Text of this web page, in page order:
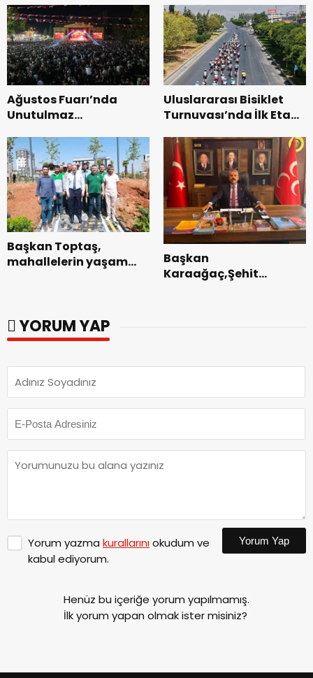
ziyaret.
Ağustos Fuarı’nda
Unutulmaz
Uluslararası Bisiklet
Turnuvası’nda İlk Etap
Tamamlandı.
Başkan Toptaş,
mahallelerin yaşam
Başkan
Karaağaç,Şehit
YORUM YAP
Yorum yazma kurallarınıokudum ve
kabul ediyorum.
Yorum Yap
Henüz bu içeriğe yorum yapılmamış.
İlk yorum yapan olmak ister misiniz?